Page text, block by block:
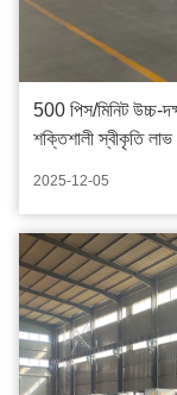
500 পিস/মিনিট উচ্চ-
শক্তিশালী স্বীকৃতি
2025-12-05